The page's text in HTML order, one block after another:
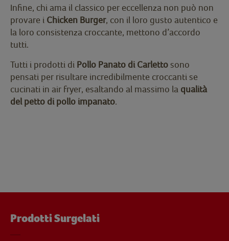
Infine, chi ama il classico per eccellenza non può non
provare i Chicken Burger, con il loro gusto autentico e
la loro consistenza croccante, mettono d’accordo
tutti.
Tutti i prodotti di Pollo Panato di Carletto sono
pensati per risultare incredibilmente croccanti se
cucinati in air fryer, esaltando al massimo la qualità
del petto di pollo impanato.
Prodotti Surgelati